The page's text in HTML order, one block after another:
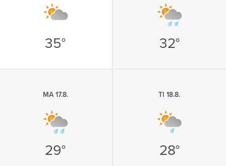
35° 32°
MA 17.8.
29°
TI 18.8.
28°